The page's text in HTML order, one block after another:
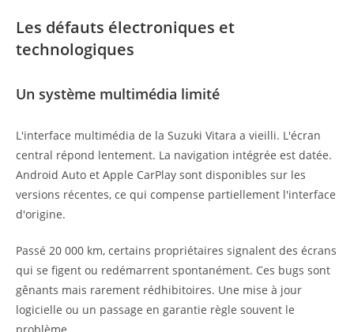
Les défauts électroniques et
technologiques
Un système multimédia limité
L'interface multimédia de la Suzuki Vitara a vieilli. L'écran
central répond lentement. La navigation intégrée est datée.
Android Auto et Apple CarPlay sont disponibles sur les
versions récentes, ce qui compense partiellement l'interface
d'origine.
Passé 20 000 km, certains propriétaires signalent des écrans
qui se figent ou redémarrent spontanément. Ces bugs sont
gênants mais rarement rédhibitoires. Une mise à jour
logicielle ou un passage en garantie règle souvent le